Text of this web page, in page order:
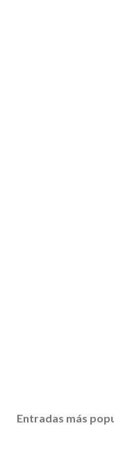
Entradas más